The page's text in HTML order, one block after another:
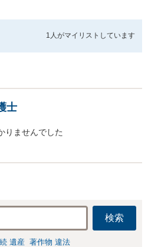
1人がマイリストしています
士
りませんでした
検索
遺産 著作物 違法